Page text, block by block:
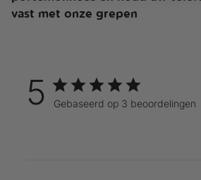
vast met onze grepen
5 Gebaseerd op 3 beoordelingen